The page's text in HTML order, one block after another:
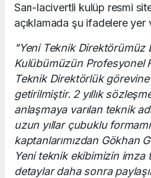
Sarı-lacivertli kulüp resmi
açıklamada şu ifadelere yer
"Yeni Teknik Direktörümüz
Kulübümüzün Profesyonel
Teknik Direktörlük
getirilmiştir. 2 yıllık
anlaşmaya varılan teknik
uzun yıllar çubuklu
kaptanlarımızdan Gökhan
Yeni teknik ekibimizin imza
detaylar daha sonra